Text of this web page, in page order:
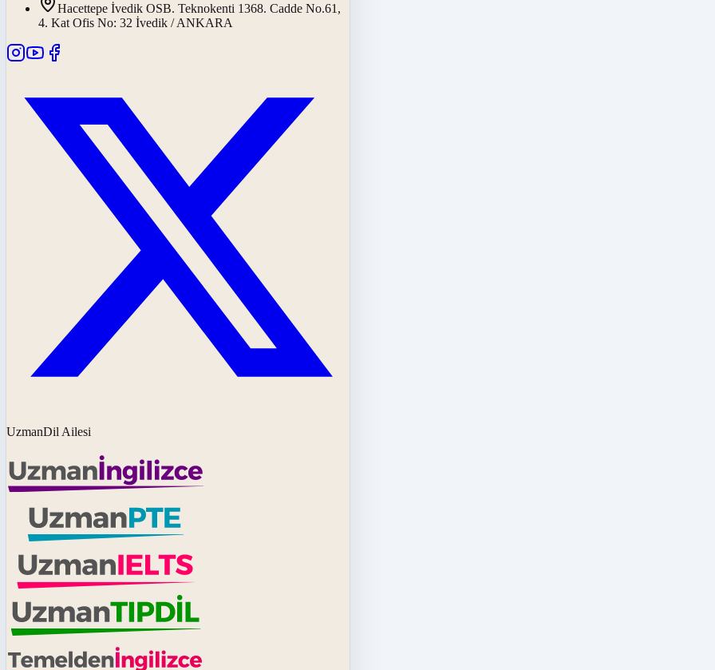
Hacettepe İvedik OSB. Teknokenti 1368. Cadde No.61,
4. Kat Ofis No: 32 İvedik / ANKARA
UzmanDil Ailesi